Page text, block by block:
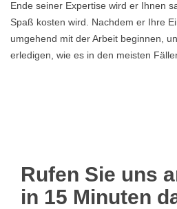
Ende seiner Expertise wird er Ihnen
Spaß kosten wird. Nachdem er Ihre
umgehend mit der Arbeit beginnen,
erledigen, wie es in den meisten
Rufen Sie uns
in 15 Minuten